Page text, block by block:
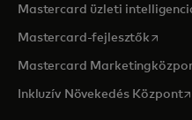
Mastercard üzleti
Mastercard-fejlesztők opens
Mastercard
Inkluzív Növekedés Központ